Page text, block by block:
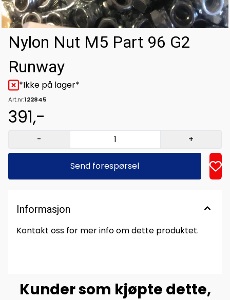
Nylon Nut M5 Part 96 G2
Runway
*Ikke på lager*
Art.nr:122845
391,-
- +
Send forespørsel
Informasjon
Kontakt oss for mer info om dette produktet.
Kunder som kjøpte dette,